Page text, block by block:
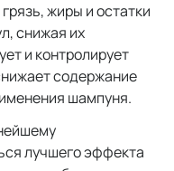
жиры и остатки
снижая их
и контролирует
содержание
шампуня.
лучшего эффекта